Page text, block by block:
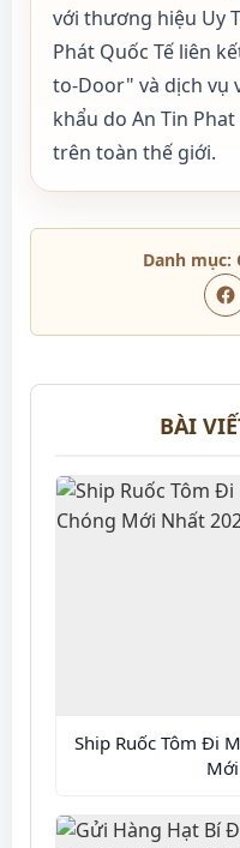
với thương hiệu Uy
Phát Quốc Tế liên
to-Door" và dịch vụ
khẩu do An Tin
trên toàn thế giới.
Danh mục:
BÀI
Ship Ruốc Tôm Đi